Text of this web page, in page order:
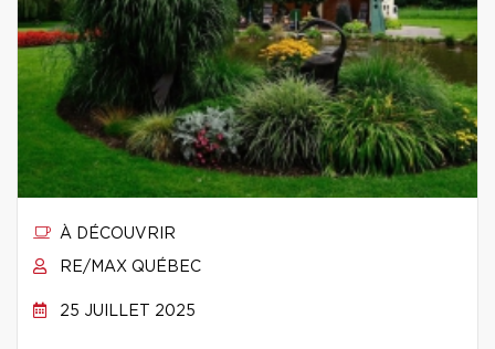
À DÉCOUVRIR
RE/MAX QUÉBEC
25 JUILLET 2025